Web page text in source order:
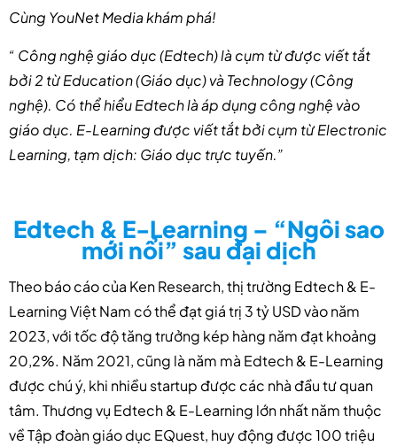
Cùng YouNet Media khám phá!
“ Công nghệ giáo dục (Edtech) là cụm từ được viết tắt
bởi 2 từ Education (Giáo dục) và Technology (Công
nghệ). Có thể hiểu Edtech là áp dụng công nghệ vào
giáo dục. E-Learning được viết tắt bởi cụm từ Electronic
Learning, tạm dịch: Giáo dục trực tuyến.”
Edtech & E-Learning – “Ngôi sao
mới nổi” sau đại dịch
Theo báo cáo của Ken Research, thị trường Edtech & E-
Learning Việt Nam có thể đạt giá trị 3 tỷ USD vào năm
2023, với tốc độ tăng trưởng kép hàng năm đạt khoảng
20,2%. Năm 2021, cũng là năm mà Edtech & E-Learning
được chú ý, khi nhiều startup được các nhà đầu tư quan
tâm. Thương vụ Edtech & E-Learning lớn nhất năm thuộc
về Tập đoàn giáo dục EQuest, huy động được 100 triệu